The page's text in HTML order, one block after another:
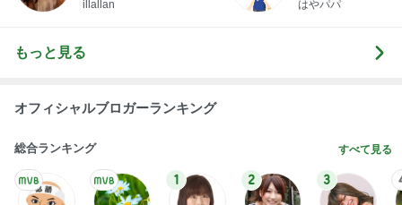
illallan はやパパ
もっと見る
オフィシャルブロガーランキング
総合ランキング すべて見る
1 2 3